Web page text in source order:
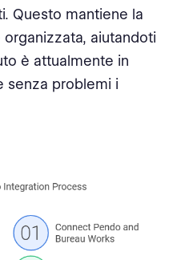
Questo mantiene la
aiutandoti
è attualmente in
senza problemi i